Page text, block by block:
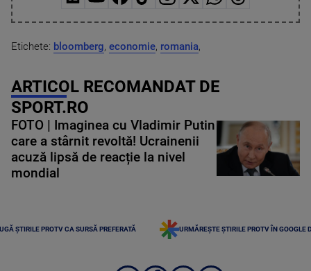
Etichete: bloomberg, economie, romania,
ARTICOL RECOMANDAT DE
SPORT.RO
FOTO | Imaginea cu Vladimir Putin
care a stârnit revoltă! Ucrainenii
acuză lipsă de reacție la nivel
mondial
ȘTIRILE PROTV CA SURSĂ PREFERATĂ URMĂREȘTE ȘTIRILE PROTV ÎN GOOGLE